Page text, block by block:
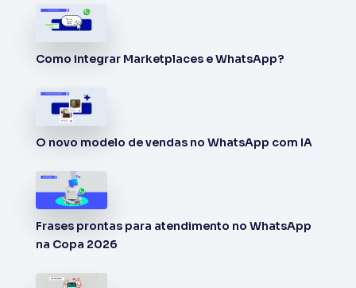
Como integrar Marketplaces e WhatsApp?
O novo modelo de vendas no WhatsApp com IA
Frases prontas para atendimento no WhatsApp
na Copa 2026